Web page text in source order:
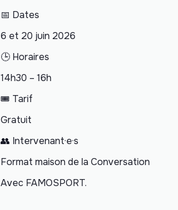
📅 Dates
6 et 20 juin 2026
🕒 Horaires
14h30 – 16h
🎟️ Tarif
Gratuit
👥 Intervenant·e·s
Format maison de la Conversation
Avec FAMOSPORT.